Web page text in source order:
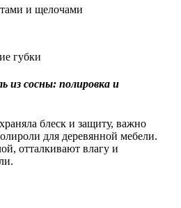
и щелочами
губки
из сосны: полировка и
блеск и защиту, важно
для деревянной мебели.
отталкивают влагу и